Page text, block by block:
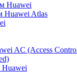
Huawei
Huawei Atlas
AC (Access